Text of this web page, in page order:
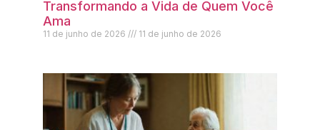
Transformando a Vida de Quem Você
Ama
11 de junho de 2026 11 de junho de 2026